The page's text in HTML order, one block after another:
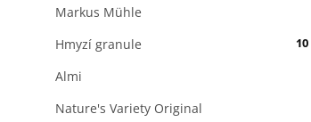
Markus Mühle
Hmyzí granule
Almi
Nature's Variety Original
10